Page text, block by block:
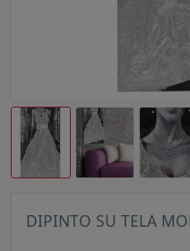
DIPINTO SU TELA